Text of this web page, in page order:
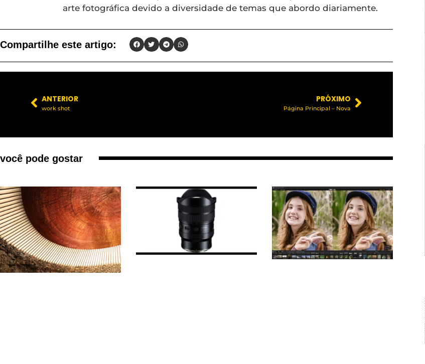
arte fotográfica devido a diversidade de temas que abordo diariamente.
Compartilhe este artigo:
ANTERIOR
work shot
PRÓXIMO
Página Principal – Nova
você pode gostar